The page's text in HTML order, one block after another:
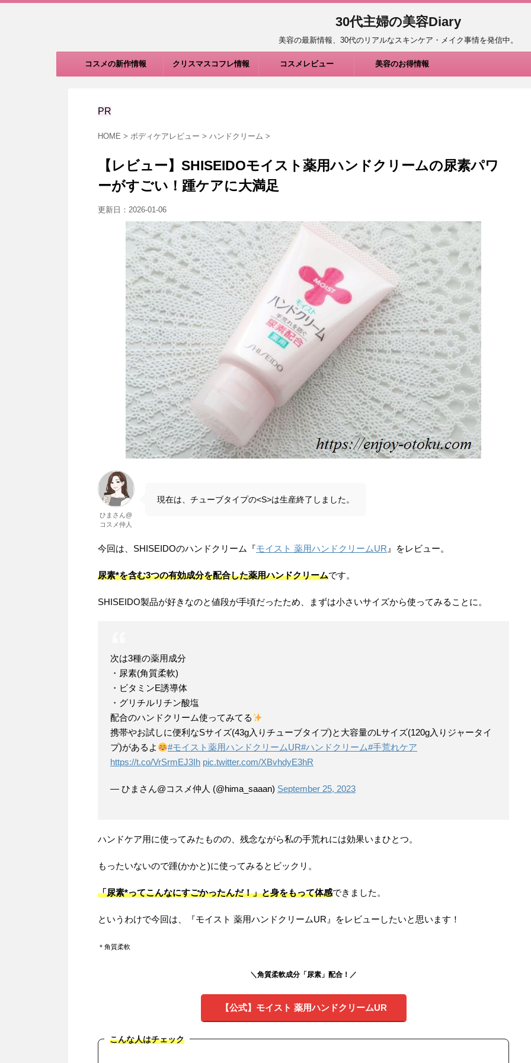
30代主婦の美容Diary
美容の最新情報、30代のリアルなスキンケア・メイク事情を発信中。
コスメの新作情報 クリスマスコフレ情報 コスメレビュー 美容のお得情報
PR
HOME > ボディケアレビュー > ハンドクリーム >
【レビュー】SHISEIDOモイスト薬用ハンドクリームの尿素パワ
ーがすごい！踵ケアに大満足
更新日： 2026-01-06
ひまさん@
コスメ仲人
現在は、チューブタイプの<S>は生産終了しました。
今回は、SHISEIDOのハンドクリーム『モイスト 薬用ハンドクリームUR』をレビュー。
尿素*を含む3つの有効成分を配合した薬用ハンドクリームです。
SHISEIDO製品が好きなのと値段が手頃だったため、まずは小さいサイズから使ってみることに。
次は3種の薬用成分
・尿素(角質柔軟)
・ビタミンE誘導体
・グリチルリチン酸塩
配合のハンドクリーム使ってみてる
携帯やお試しに便利なSサイズ(43g入りチューブタイプ)と大容量のLサイズ(120g入りジャータイ
プ)があるよ
#モイスト薬用ハンドクリームUR#ハンドクリーム#手荒れケア
https://t.co/VrSrmEJ3Ih pic.twitter.com/XBvhdyE3hR
— ひまさん@コスメ仲人 (@hima_saaan) September 25, 2023
ハンドケア用に使ってみたものの、残念ながら私の手荒れには効果いまひとつ。
もったいないので踵(かかと)に使ってみるとビックリ。
「尿素*ってこんなにすごかったんだ！」と身をもって体感できました。
というわけで今回は、『モイスト 薬用ハンドクリームUR』をレビューしたいと思います！
＊角質柔軟
＼角質柔軟成分「尿素」配合！／
【公式】モイスト 薬用ハンドクリームUR
こんな人はチェック